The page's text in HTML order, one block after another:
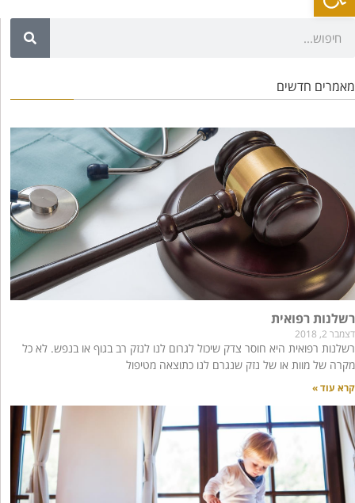
מאמרים חדשים
רשלנות רפואית
דצמבר 2, 2018
רשלנות רפואית היא חוסר צדק שיכול לגרום לנו לנזק רב בגוף או בנפש. לא כל
מקרה של מוות או של נזק שנגרם לנו כתוצאה מטיפול
קרא עוד »